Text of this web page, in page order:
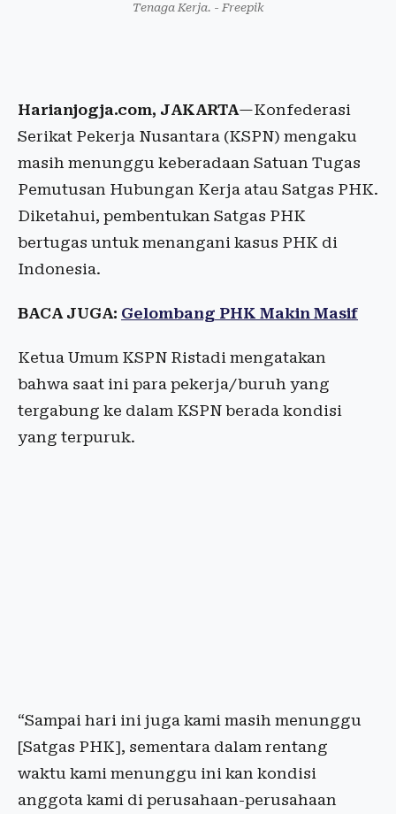
Tenaga Kerja. - Freepik
Harianjogja.com, JAKARTA—Konfederasi
Serikat Pekerja Nusantara (KSPN) mengaku
masih menunggu keberadaan Satuan Tugas
Pemutusan Hubungan Kerja atau Satgas PHK.
Diketahui, pembentukan Satgas PHK
bertugas untuk menangani kasus PHK di
Indonesia.
BACA JUGA: Gelombang PHK Makin Masif
Ketua Umum KSPN Ristadi mengatakan
bahwa saat ini para pekerja/buruh yang
tergabung ke dalam KSPN berada kondisi
yang terpuruk.
“Sampai hari ini juga kami masih menunggu
[Satgas PHK], sementara dalam rentang
waktu kami menunggu ini kan kondisi
anggota kami di perusahaan-perusahaan